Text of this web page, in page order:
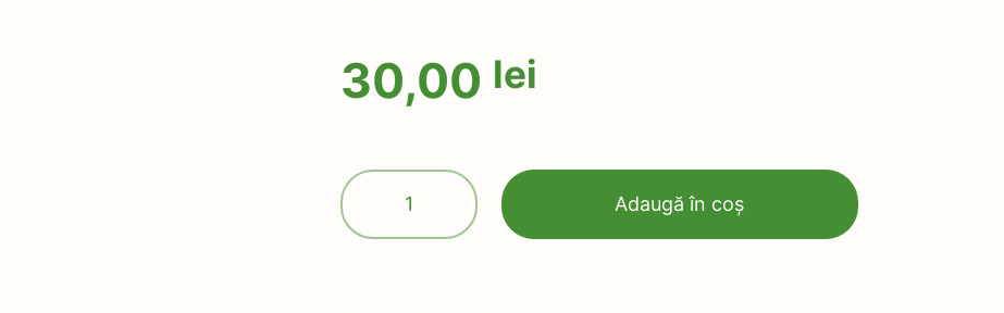
30,00 lei
Cantitate
Ulei
esențial
Adaugă în coș